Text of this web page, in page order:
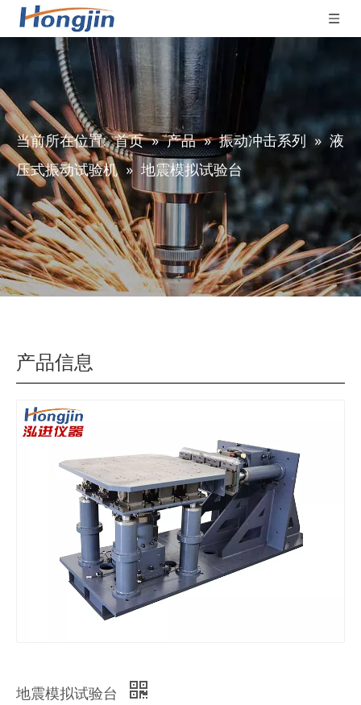
当前所在位置: 首页 » 产品 » 振动冲击系列 » 液
压式振动试验机 » 地震模拟试验台
产品信息
地震模拟试验台